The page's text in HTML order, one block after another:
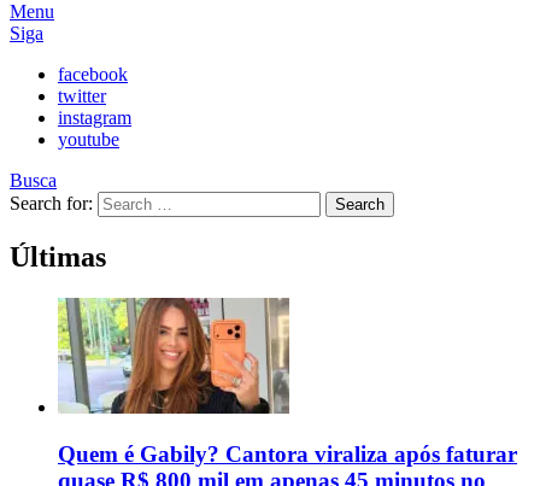
Menu
Siga
facebook
twitter
instagram
youtube
Busca
Search for:
Search
Últimas
Quem é Gabily? Cantora viraliza após faturar
quase R$ 800 mil em apenas 45 minutos no